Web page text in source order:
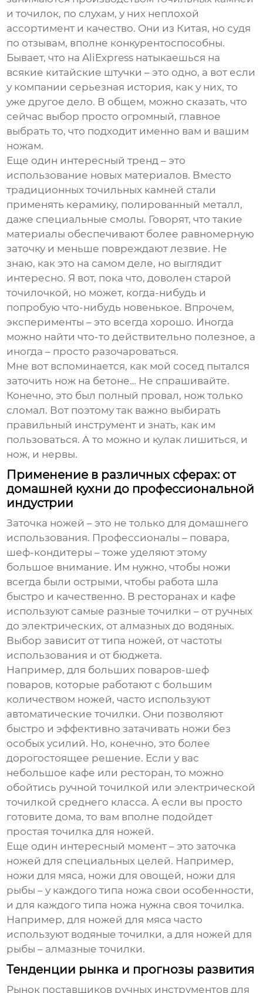
и точилок, по слухам, у них неплохой
ассортимент и качество. Они из Китая, но судя
по отзывам, вполне конкурентоспособны.
Бывает, что на AliExpress натыкаешься на
всякие китайские штучки – это одно, а вот если
у компании серьезная история, как у них, то
уже другое дело. В общем, можно сказать, что
сейчас выбор просто огромный, главное
выбрать то, что подходит именно вам и вашим
ножам.
Еще один интересный тренд – это
использование новых материалов. Вместо
традиционных точильных камней стали
применять керамику, полированный металл,
даже специальные смолы. Говорят, что такие
материалы обеспечивают более равномерную
заточку и меньше повреждают лезвие. Не
знаю, как это на самом деле, но выглядит
интересно. Я вот, пока что, доволен старой
точилочкой, но может, когда-нибудь и
попробую что-нибудь новенькое. Впрочем,
эксперименты – это всегда хорошо. Иногда
можно найти что-то действительно полезное, а
иногда – просто разочароваться.
Мне вот вспоминается, как мой сосед пытался
заточить нож на бетоне… Не спрашивайте.
Конечно, это был полный провал, нож только
сломал. Вот поэтому так важно выбирать
правильный инструмент и знать, как им
пользоваться. А то можно и кулак лишиться, и
нож, и нервы.
Применение в различных сферах: от
домашней кухни до профессиональной
индустрии
Заточка ножей – это не только для домашнего
использования. Профессионалы – повара,
шеф-кондитеры – тоже уделяют этому
большое внимание. Им нужно, чтобы ножи
всегда были острыми, чтобы работа шла
быстро и качественно. В ресторанах и кафе
используют самые разные точилки – от ручных
до электрических, от алмазных до водяных.
Выбор зависит от типа ножей, от частоты
использования и от бюджета.
Например, для больших поваров-шеф
поваров, которые работают с большим
количеством ножей, часто используют
автоматические точилки. Они позволяют
быстро и эффективно затачивать ножи без
особых усилий. Но, конечно, это более
дорогостоящее решение. Если у вас
небольшое кафе или ресторан, то можно
обойтись ручной точилкой или электрической
точилкой среднего класса. А если вы просто
готовите дома, то вам вполне подойдет
простая точилка для ножей.
Еще один интересный момент – это заточка
ножей для специальных целей. Например,
ножи для мяса, ножи для овощей, ножи для
рыбы – у каждого типа ножа свои особенности,
и для каждого типа ножа нужна своя точилка.
Например, для ножей для мяса часто
используют водяные точилки, а для ножей для
рыбы – алмазные точилки.
Тенденции рынка и прогнозы развития
Рынок поставщиков ручных инструментов для